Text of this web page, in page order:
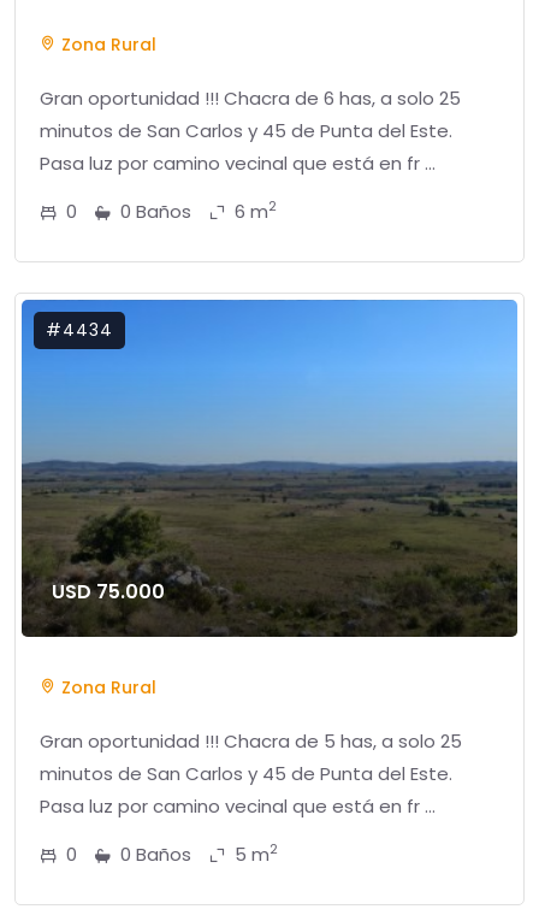
Zona Rural
Gran oportunidad !!! Chacra de 6 has, a solo 25
minutos de San Carlos y 45 de Punta del Este.
Pasa luz por camino vecinal que está en fr ...
0
0 Baños 6 m2
#4434
USD 75.000
Zona Rural
Gran oportunidad !!! Chacra de 5 has, a solo 25
minutos de San Carlos y 45 de Punta del Este.
Pasa luz por camino vecinal que está en fr ...
0
0 Baños 5 m2